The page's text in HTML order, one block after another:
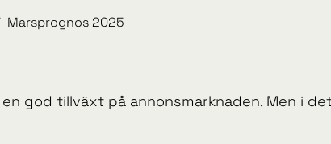
Marsprognos 2025
god tillväxt på annonsmarknaden. Men i